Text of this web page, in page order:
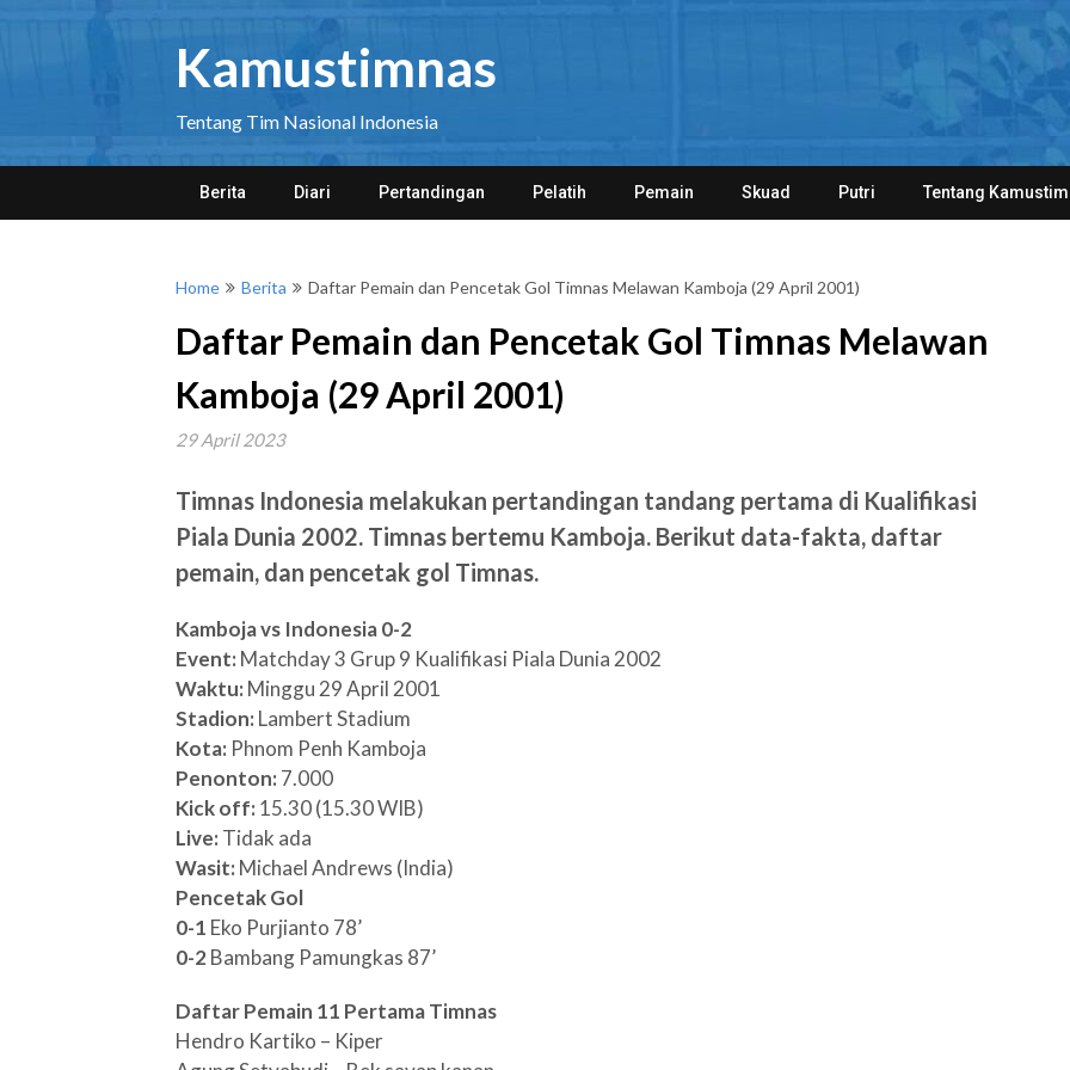
Kamustimnas
Tentang Tim Nasional Indonesia
Berita Diari Pertandingan Pelatih Pemain Skuad Putri Tentang
Home Berita Daftar Pemain dan Pencetak Gol Timnas Melawan Kamboja (29 April 2001)
Daftar Pemain dan Pencetak Gol Timnas Melawan
Kamboja (29 April 2001)
29 April 2023
Timnas Indonesia melakukan pertandingan tandang pertama di Kualifikasi
Piala Dunia 2002. Timnas bertemu Kamboja. Berikut data-fakta, daftar
pemain, dan pencetak gol Timnas.
Kamboja vs Indonesia 0-2
Event: Matchday 3 Grup 9 Kualifikasi Piala Dunia 2002
Waktu: Minggu 29 April 2001
Stadion: Lambert Stadium
Kota: Phnom Penh Kamboja
Penonton: 7.000
Kick off: 15.30 (15.30 WIB)
Live: Tidak ada
Wasit: Michael Andrews (India)
Pencetak Gol
0-1 Eko Purjianto 78’
0-2Bambang Pamungkas 87’
Daftar Pemain 11 Pertama Timnas
Hendro Kartiko – Kiper